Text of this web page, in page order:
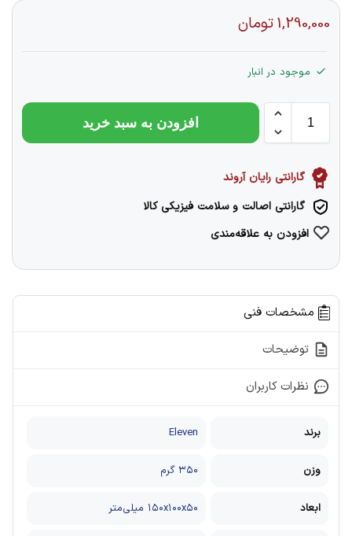
1,290,000تومان
موجود در انبار
افزودن به سبد خرید
گارانتی رایان آروند
گارانتی اصالت و سلامت فیزیکی کالا
افزودن به علاقه‌مندی
مشخصات فنی
توضیحات
نظرات کاربران
برند Eleven
وزن ۳۵۰ گرم
ابعاد ۱۵۰x۱۰۰x۵۰ میلی‌متر